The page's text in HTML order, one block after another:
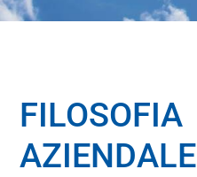
FILOSOFIA
AZIENDALE